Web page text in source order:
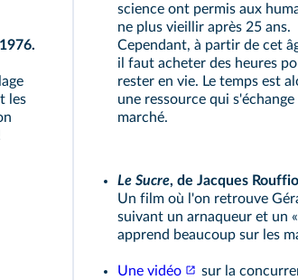
les
science ont permis aux
ne plus vieillir après 25 ans.
Cependant, à partir de cet
il faut acheter des heures
rester en vie. Le temps est
une ressource qui s'échange
marché.
Le Sucre, de Jacques
Un film où l'on retrouve
suivant un arnaqueur et un
apprend beaucoup sur les
Une vidéo sur la